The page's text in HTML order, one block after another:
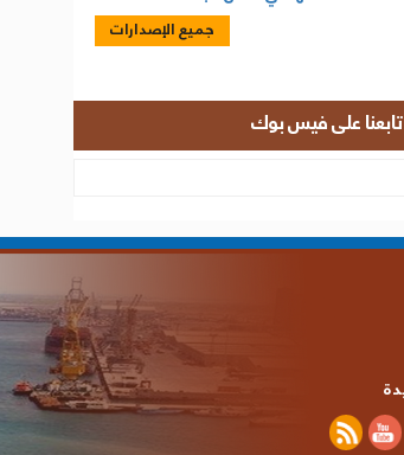
جميع الإصدارات
تابعنا على فيس بوك